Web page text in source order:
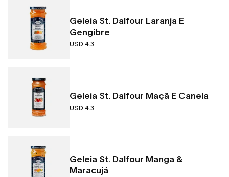
Geleia St. Dalfour Laranja E
Gengibre
USD 4.3
Geleia St. Dalfour Maçã E Canela
USD 4.3
Geleia St. Dalfour Manga &
Maracujá